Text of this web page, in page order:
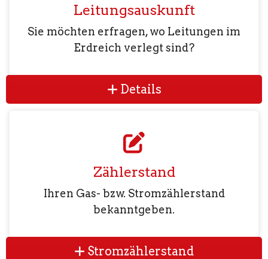
Leitungsauskunft
Sie möchten erfragen, wo Leitungen im
Erdreich verlegt sind?
Zählerstand
Ihren Gas- bzw. Stromzählerstand
bekanntgeben.
Details
Stromzählerstand